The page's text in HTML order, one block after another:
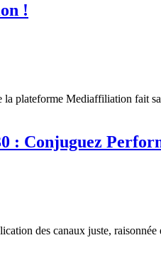
!
plateforme Mediaffiliation fait
: Conjuguez
des canaux juste, raisonnée